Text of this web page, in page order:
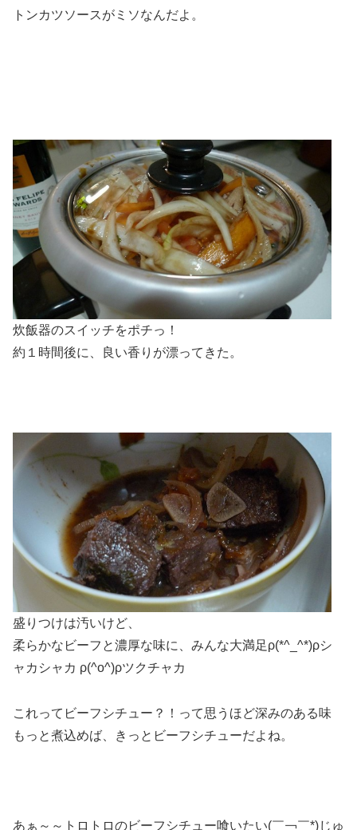
トンカツソースがミソなんだよ。
炊飯器のスイッチをポチっ！
約１時間後に、良い香りが漂ってきた。
盛りつけは汚いけど、
柔らかなビーフと濃厚な味に、みんな大満足ρ(*^_^*)ρシ
ャカシャカ ρ(^o^)ρツクチャカ
これってビーフシチュー？！って思うほど深みのある味
もっと煮込めば、きっとビーフシチューだよね。
あぁ～～トロトロのビーフシチュー喰いたい(￣￢￣*)じゅ